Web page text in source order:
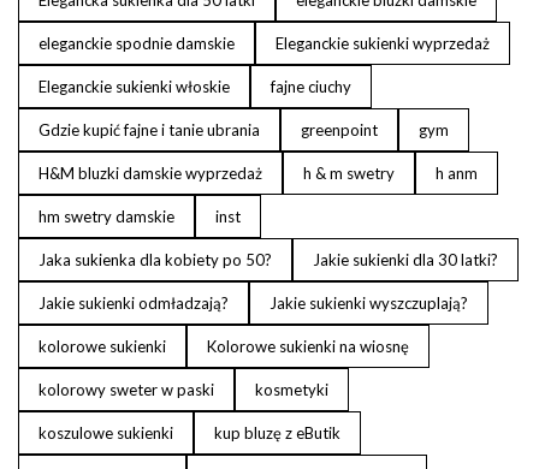
eleganckie spodnie damskie Eleganckie sukienki wyprzedaż
Eleganckie sukienki włoskie fajne ciuchy
Gdzie kupić fajne i tanie ubrania greenpoint gym
H&M bluzki damskie wyprzedaż h & m swetry h anm
hm swetry damskie inst
Jaka sukienka dla kobiety po 50? Jakie sukienki dla 30 latki?
Jakie sukienki odmładzają? Jakie sukienki wyszczuplają?
kolorowe sukienki Kolorowe sukienki na wiosnę
kolorowy sweter w paski kosmetyki
koszulowe sukienki kup bluzę z eButik